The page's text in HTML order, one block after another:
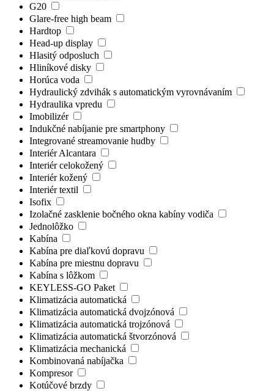
G20
Glare-free high beam
Hardtop
Head-up display
Hlasitý odposluch
Hliníkové disky
Horúca voda
Hydraulický zdvihák s automatickým vyrovnávaním
Hydraulika vpredu
Imobilizér
Indukčné nabíjanie pre smartphony
Integrované streamovanie hudby
Interiér Alcantara
Interiér celokožený
Interiér kožený
Interiér textil
Isofix
Izolačné zasklenie bočného okna kabíny vodiča
Jednolôžko
Kabína
Kabína pre diaľkovú dopravu
Kabína pre miestnu dopravu
Kabína s lôžkom
KEYLESS-GO Paket
Klimatizácia automatická
Klimatizácia automatická dvojzónová
Klimatizácia automatická trojzónová
Klimatizácia automatická štvorzónová
Klimatizácia mechanická
Kombinovaná nabíjačka
Kompresor
Kotúčové brzdy